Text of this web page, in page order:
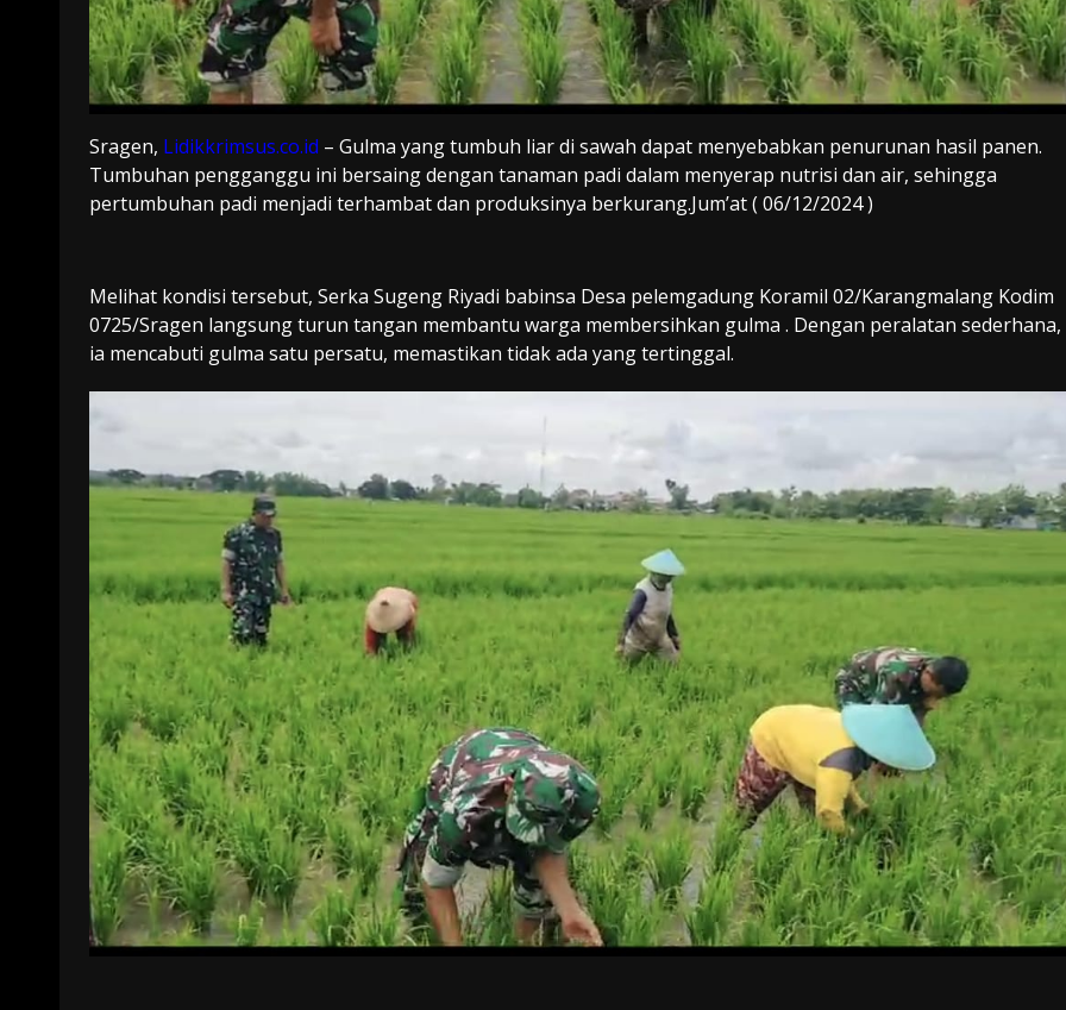
Sragen, Lidikkrimsus.co.id – Gulma yang tumbuh liar di sawah dapat menyebabkan penurunan hasil panen.
Tumbuhan pengganggu ini bersaing dengan tanaman padi dalam menyerap nutrisi dan air, sehingga
pertumbuhan padi menjadi terhambat dan produksinya berkurang.Jum’at ( 06/12/2024 )
Melihat kondisi tersebut, Serka Sugeng Riyadi babinsa Desa pelemgadung Koramil 02/Karangmalang Kodim
0725/Sragen langsung turun tangan membantu warga membersihkan gulma . Dengan peralatan sederhana,
ia mencabuti gulma satu persatu, memastikan tidak ada yang tertinggal.